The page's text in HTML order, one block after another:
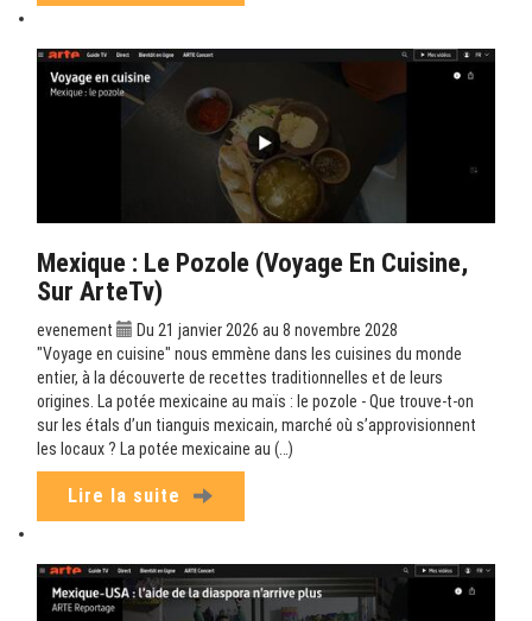
Mexique : Le Pozole (Voyage En Cuisine,
Sur ArteTv)
evenement
Du 21 janvier 2026 au 8 novembre 2028
"Voyage en cuisine" nous emmène dans les cuisines du monde
entier, à la découverte de recettes traditionnelles et de leurs
origines. La potée mexicaine au maïs : le pozole - Que trouve-t-on
sur les étals d’un tianguis mexicain, marché où s’approvisionnent
les locaux ? La potée mexicaine au (…)
Lire la suite